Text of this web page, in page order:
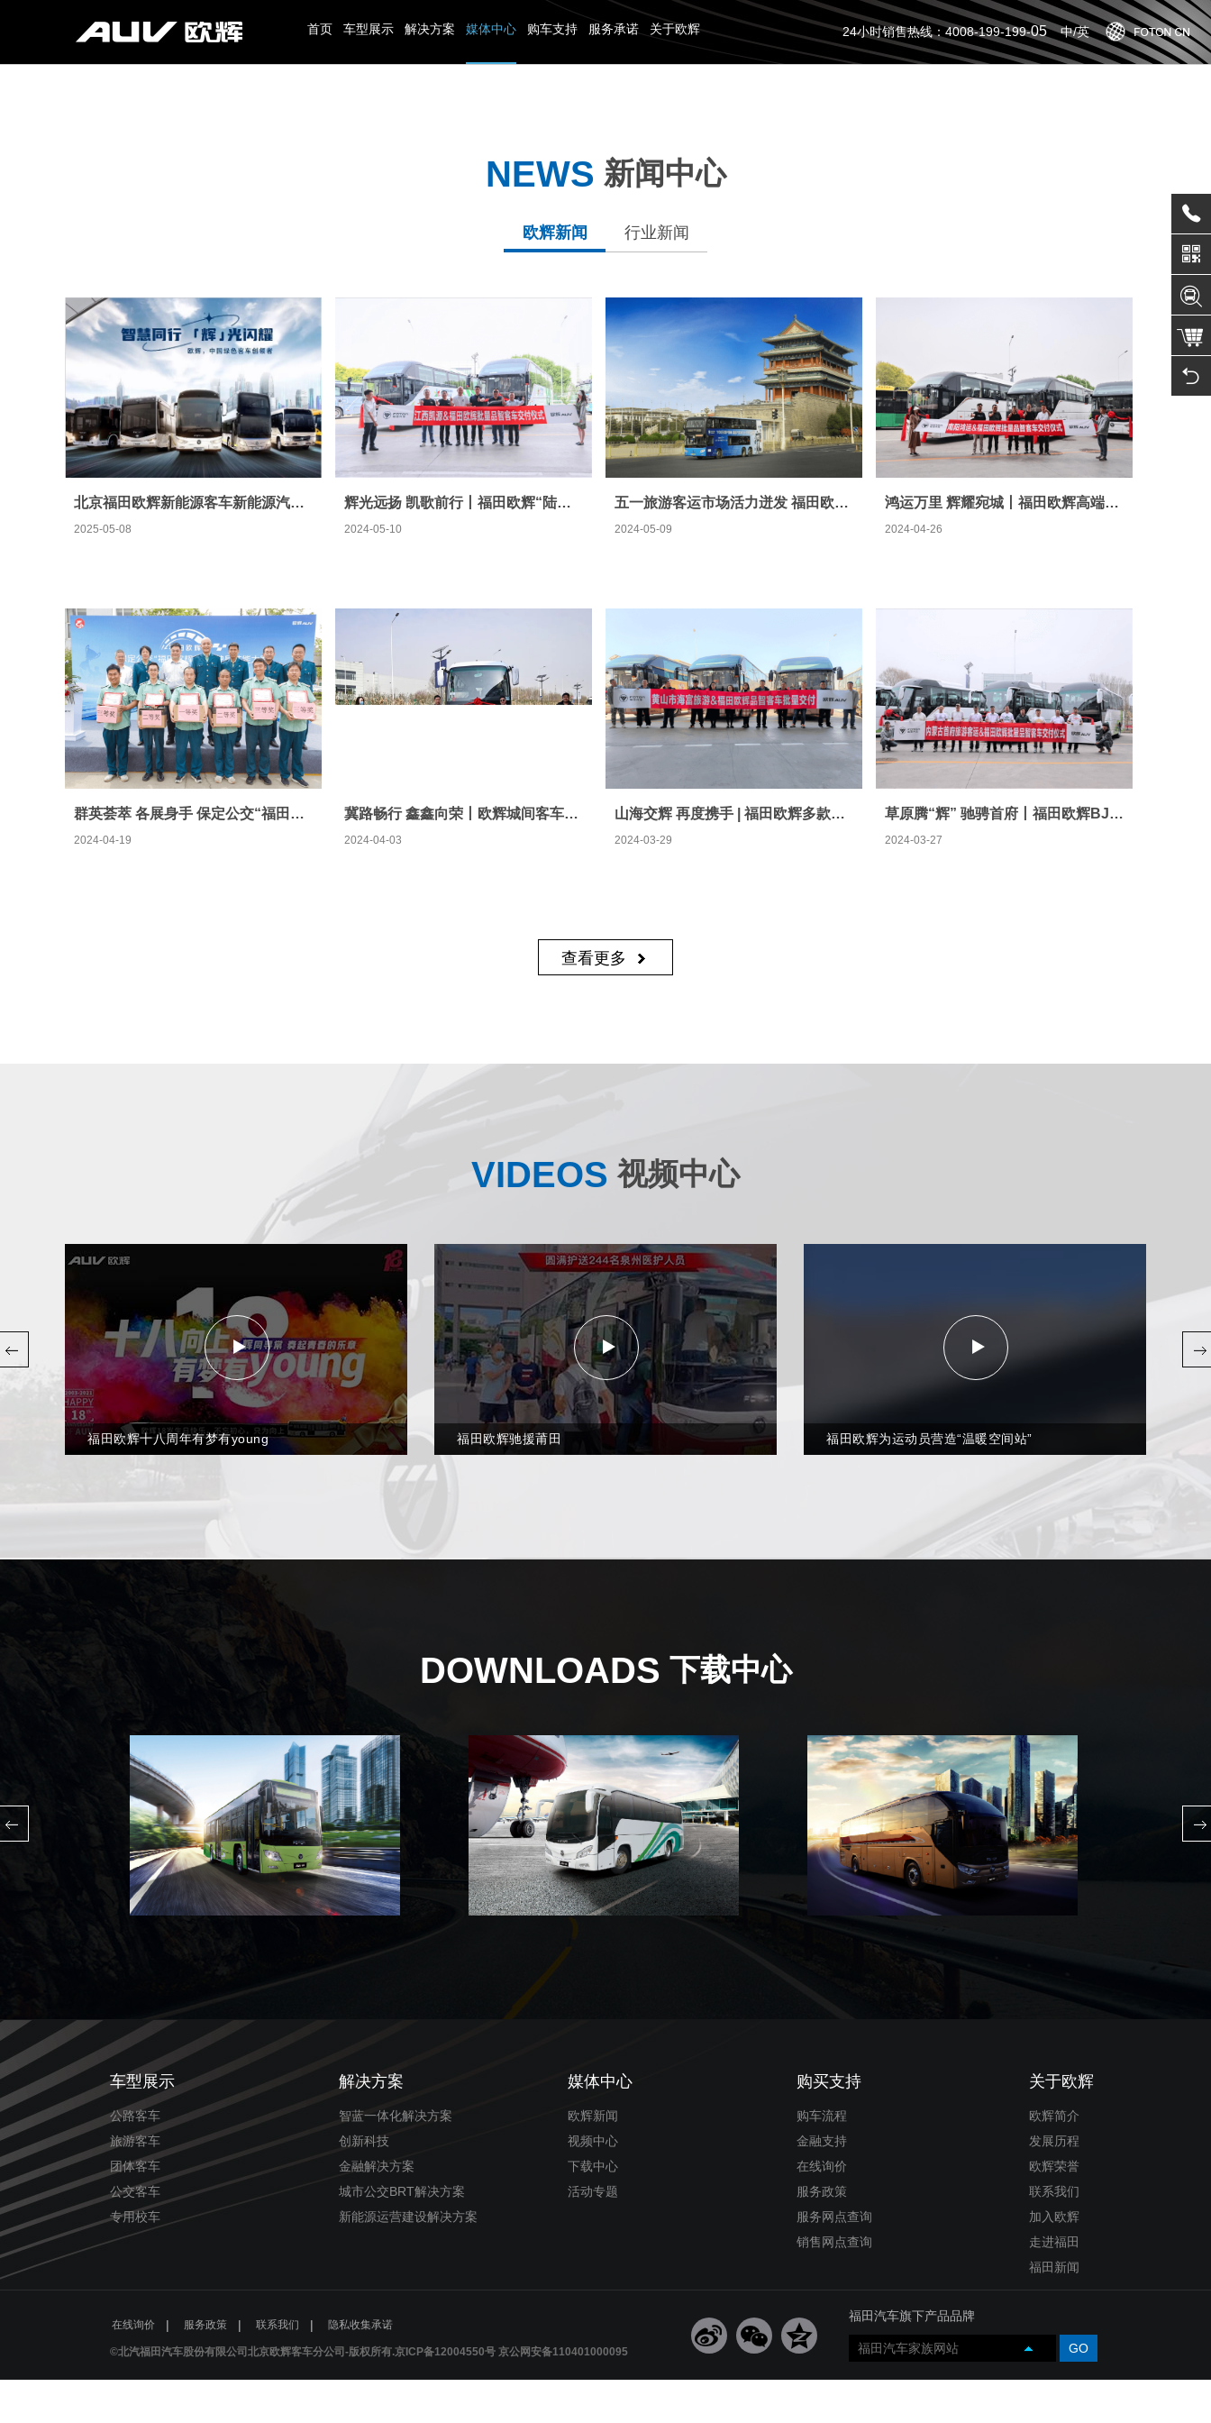
首页 车型展示 解决方案 媒体中心 购车支持 服务承诺 关于欧辉 中/英
05
24小时销售热线：4008-199-199-
41-50座
50座以上
11-12米
12-13米
13米以上
7-8米 7-8米
9-10米
11-12米
12-13米
13米以上
NEWS 新闻中心
欧辉新闻 行业新闻
北京福田欧辉新能源客车新能源汽车有限公司企业介绍
2025-05-08
辉光远扬 凯歌前行丨福田欧辉“陆地头等舱”再次交付江西凯源
2024-05-10
五一旅游客运市场活力迸发 福田欧辉全力守护旅客的诗与远方
2024-05-09
鸿运万里 辉耀宛城丨福田欧辉高端旅游客车批量交付南阳鸿运旅游
2024-04-26
群英荟萃 各展身手 保定公交“福田欧辉”杯驾驶员技能大赛顺利举行
2024-04-19
冀路畅行 鑫鑫向荣丨欧辉城间客车顺利交付河北鑫派 实力加码品质旅游
2024-04-03
山海交辉 再度携手 | 福田欧辉多款明星客车再次批量交付黄山海富旅游
2024-03-29
草原腾“辉” 驰骋首府丨福田欧辉BJ6906批量交付内蒙古首府旅游客运
2024-03-27
查看更多
VIDEOS 视频中心
福田欧辉十八周年有梦有young 福田欧辉驰援莆田 福田欧辉为运动员营造“温暖空间站”
DOWNLOADS 下载中心
车型展示
公路客车
旅游客车
团体客车
公交客车
专用校车
解决方案
智蓝一体化解决方案
创新科技
金融解决方案
城市公交BRT解决方案
新能源运营建设解决方案
媒体中心
欧辉新闻
视频中心
下载中心
活动专题
购买支持
购车流程
金融支持
在线询价
服务政策
服务网点查询
销售网点查询
关于欧辉
欧辉简介
发展历程
欧辉荣誉
联系我们
加入欧辉
走进福田
福田新闻
在线询价 | 服务政策 | 联系我们 | 隐私收集承诺
©北汽福田汽车股份有限公司北京欧辉客车分公司-版权所有.京ICP备12004550号 京公网安备110401000095
福田汽车旗下产品品牌
福田汽车家族网站 GO